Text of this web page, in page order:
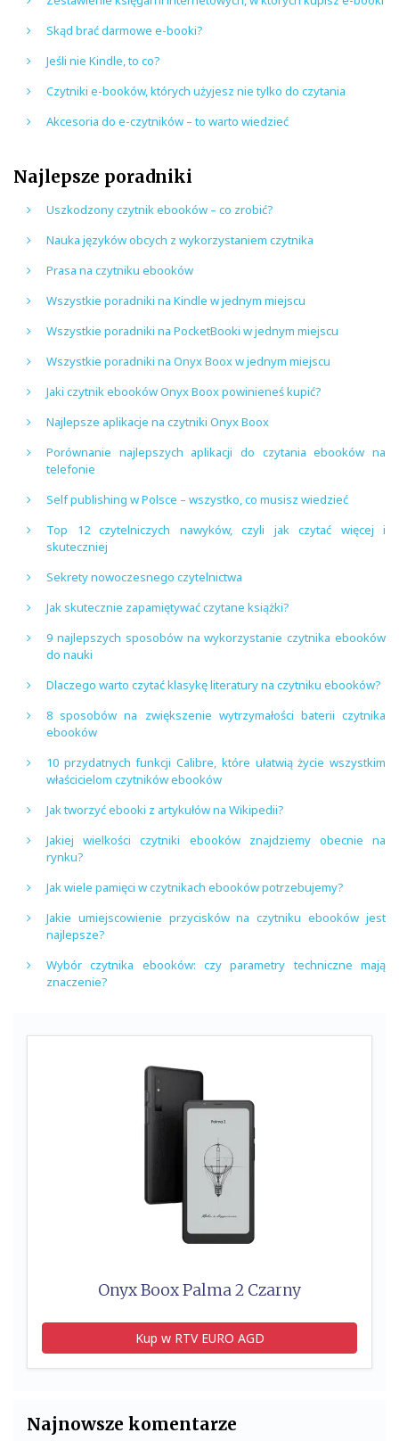
Skąd brać darmowe e-booki?
Jeśli nie Kindle, to co?
Czytniki e-booków, których użyjesz nie tylko do czytania
Akcesoria do e-czytników – to warto wiedzieć
Najlepsze poradniki
Uszkodzony czytnik ebooków – co zrobić?
Nauka języków obcych z wykorzystaniem czytnika
Prasa na czytniku ebooków
Wszystkie poradniki na Kindle w jednym miejscu
Wszystkie poradniki na PocketBooki w jednym miejscu
Wszystkie poradniki na Onyx Boox w jednym miejscu
Jaki czytnik ebooków Onyx Boox powinieneś kupić?
Najlepsze aplikacje na czytniki Onyx Boox
Porównanie najlepszych aplikacji do czytania ebooków na
telefonie
Self publishing w Polsce – wszystko, co musisz wiedzieć
Top 12 czytelniczych nawyków, czyli jak czytać więcej i
skuteczniej
Sekrety nowoczesnego czytelnictwa
Jak skutecznie zapamiętywać czytane książki?
9 najlepszych sposobów na wykorzystanie czytnika ebooków
do nauki
Dlaczego warto czytać klasykę literatury na czytniku ebooków?
8 sposobów na zwiększenie wytrzymałości baterii czytnika
ebooków
10 przydatnych funkcji Calibre, które ułatwią życie wszystkim
właścicielom czytników ebooków
Jak tworzyć ebooki z artykułów na Wikipedii?
Jakiej wielkości czytniki ebooków znajdziemy obecnie na
rynku?
Jak wiele pamięci w czytnikach ebooków potrzebujemy?
Jakie umiejscowienie przycisków na czytniku ebooków jest
najlepsze?
Wybór czytnika ebooków: czy parametry techniczne mają
znaczenie?
Onyx Boox Palma 2 Czarny
Kup w RTV EURO AGD
Najnowsze komentarze